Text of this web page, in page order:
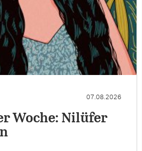
07.08.2026
Woche: Nilüfer